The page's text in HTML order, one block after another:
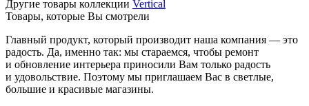
Другие товары коллекции Vertical
Товары, которые Вы смотрели
Главный продукт, который производит наша компания — это
радость. Да, именно так: мы стараемся, чтобы ремонт
и обновление интерьера приносили Вам только радость
и удовольствие. Поэтому мы приглашаем Вас в светлые,
большие и красивые магазины.